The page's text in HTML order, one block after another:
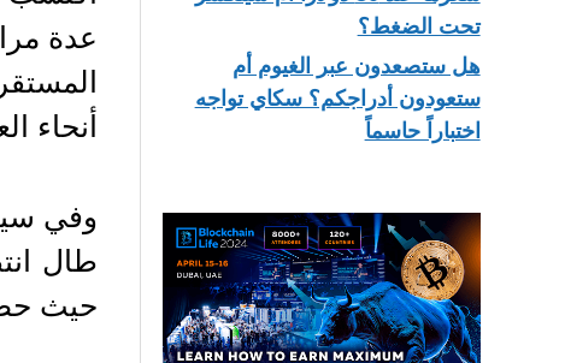
تحت الضغط؟
هل ستصعدون عبر الغيوم أم
ستعودون أدراجكم؟ سكاي تواجه
اختباراً حاسماً
عدة
أنحاء
طال
حيث حصل على 66 صوتًا مؤيدًا و32